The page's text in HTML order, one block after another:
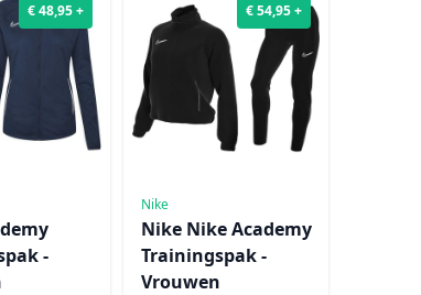
€ 48,95 +
-
€ 54,95 +
Nike
Nike Nike Academy
Trainingspak -
Vrouwen